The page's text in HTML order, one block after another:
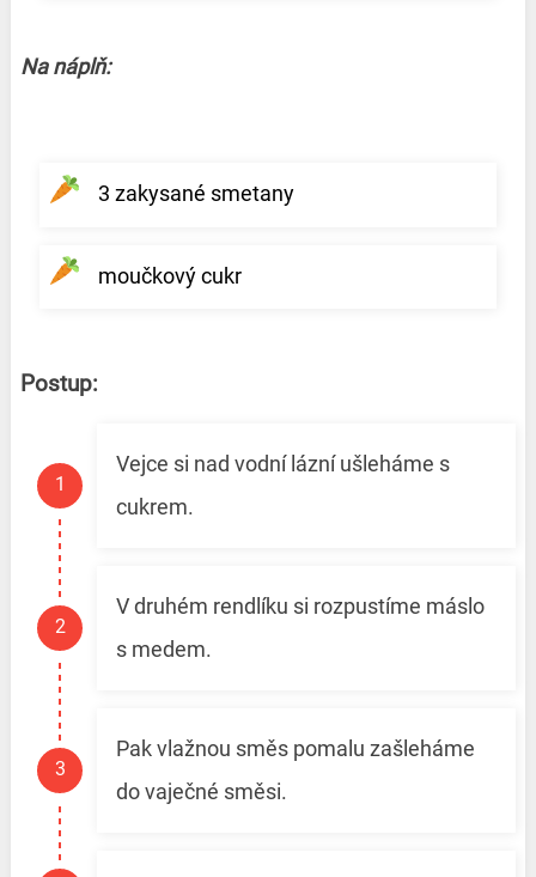
Na náplň:
3 zakysané smetany
moučkový cukr
Postup:
Vejce si nad vodní lázní ušleháme s
cukrem.
V druhém rendlíku si rozpustíme máslo
s medem.
Pak vlažnou směs pomalu zašleháme
do vaječné směsi.